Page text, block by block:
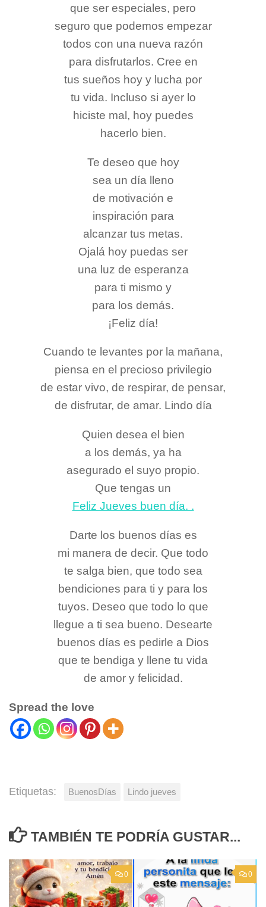
que ser especiales, pero
seguro que podemos empezar
todos con una nueva razón
para disfrutarlos. Cree en
tus sueños hoy y lucha por
tu vida. Incluso si ayer lo
hiciste mal, hoy puedes
hacerlo bien.
Te deseo que hoy
sea un día lleno
de motivación e
inspiración para
alcanzar tus metas.
Ojalá hoy puedas ser
una luz de esperanza
para ti mismo y
para los demás.
¡Feliz día!
Cuando te levantes por la mañana,
piensa en el precioso privilegio
de estar vivo, de respirar, de pensar,
de disfrutar, de amar. Lindo día
Quien desea el bien
a los demás, ya ha
asegurado el suyo propio.
Que tengas un
Feliz Jueves buen día. .
Darte los buenos días es
mi manera de decir. Que todo
te salga bien, que todo sea
bendiciones para ti y para los
tuyos. Deseo que todo lo que
llegue a ti sea bueno. Desearte
buenos días es pedirle a Dios
que te bendiga y llene tu vida
de amor y felicidad.
Spread the love
Etiquetas: BuenosDías Lindo jueves
TAMBIÉN TE PODRÍA GUSTAR...
0 0